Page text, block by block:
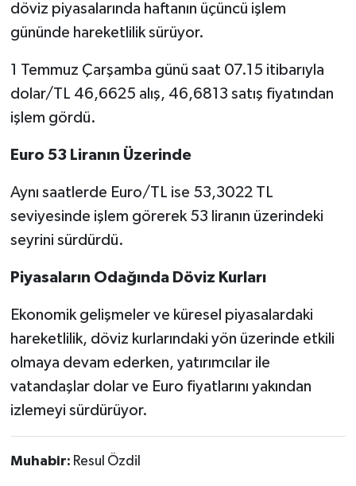
döviz piyasalarında haftanın üçüncü işlem
gününde hareketlilik sürüyor.
1 Temmuz Çarşamba günü saat 07.15 itibarıyla
dolar/TL 46,6625 alış, 46,6813 satış fiyatından
işlem gördü.
Euro 53 Liranın Üzerinde
Aynı saatlerde Euro/TL ise 53,3022 TL
seviyesinde işlem görerek 53 liranın üzerindeki
seyrini sürdürdü.
Piyasaların Odağında Döviz Kurları
Ekonomik gelişmeler ve küresel piyasalardaki
hareketlilik, döviz kurlarındaki yön üzerinde etkili
olmaya devam ederken, yatırımcılar ile
vatandaşlar dolar ve Euro fiyatlarını yakından
izlemeyi sürdürüyor.
Muhabir: Resul Özdil